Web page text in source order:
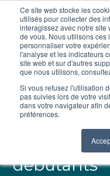
Ce site web stocke les
utilisés pour collecter des
interagissez avec notre site
de vous. Nous utilisons ces
personnaliser votre
l'analyse et les indicateurs
site web et sur d'autres
que nous utilisons,
Si vous refusez l'utilisation
pas suivies lors de votre
dans votre navigateur afin
préférences.
Lecture :5 min
Démystifier
machine :
débutants